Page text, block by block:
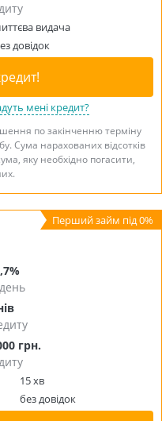
видача
довідок
мені кредит?
по закінченню терміну
Сума нарахованих відсотків
яку необхідно погасити,
грн.
15 хв
без довідок